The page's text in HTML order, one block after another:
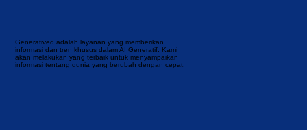
Generatived adalah layanan yang memberikan
informasi dan tren khusus dalam AI Generatif. Kami
akan melakukan yang terbaik untuk menyampaikan
informasi tentang dunia yang berubah dengan cepat.